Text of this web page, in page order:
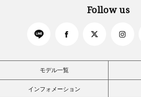
Follow us
モデル一覧
インフォメーション